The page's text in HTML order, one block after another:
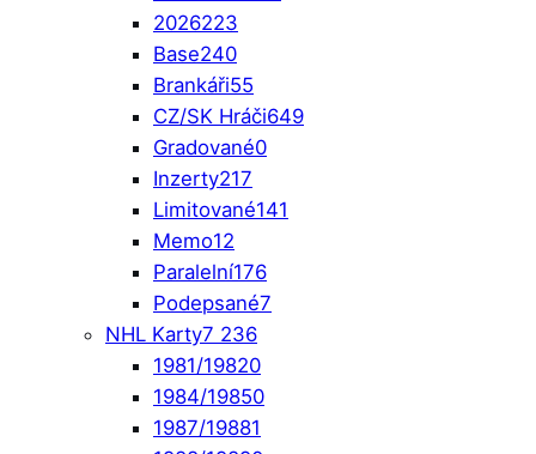
2026223
Base240
Brankáři55
CZ/SK Hráči649
Gradované0
Inzerty217
Limitované141
Memo12
Paralelní176
Podepsané7
NHL Karty7 236
1981/19820
1984/19850
1987/19881